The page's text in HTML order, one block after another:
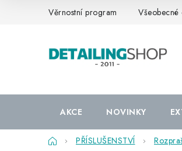
Věrnostní program
AKCE NOVINKY
DomůPŘÍSLUŠENSTVÍ